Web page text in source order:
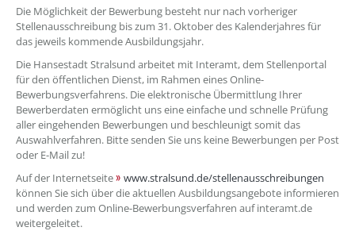
Die Möglichkeit der Bewerbung besteht nur nach vorheriger
Stellenausschreibung bis zum 31. Oktober des Kalenderjahres für
das jeweils kommende Ausbildungsjahr.
Die Hansestadt Stralsund arbeitet mit Interamt, dem Stellenportal
für den öffentlichen Dienst, im Rahmen eines Online-
Bewerbungsverfahrens. Die elektronische Übermittlung Ihrer
Bewerberdaten ermöglicht uns eine einfache und schnelle Prüfung
aller eingehenden Bewerbungen und beschleunigt somit das
Auswahlverfahren. Bitte senden Sie uns keine Bewerbungen per Post
oder E-Mail zu!
Auf der Internetseite
www.stralsund.de/stellenausschreibungen
können Sie sich über die aktuellen Ausbildungsangebote informieren
und werden zum Online-Bewerbungsverfahren auf interamt.de
weitergeleitet.